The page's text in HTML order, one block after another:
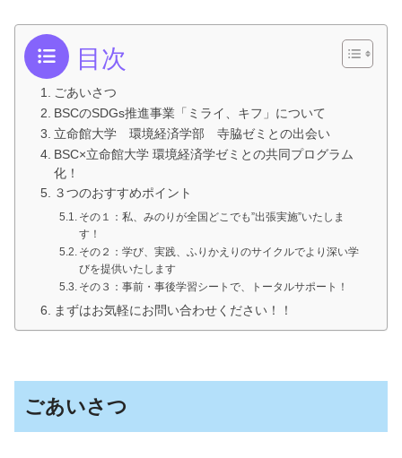
目次
ごあいさつ
BSCのSDGs推進事業「ミライ、キフ」について
立命館大学 環境経済学部 寺脇ゼミとの出会い
BSC×立命館大学 環境経済学ゼミとの共同プログラム
化！
３つのおすすめポイント
その１：私、みのりが全国どこでも”出張実施”いたしま
す！
その２：学び、実践、ふりかえりのサイクルでより深い学
びを提供いたします
その３：事前・事後学習シートで、トータルサポート！
まずはお気軽にお問い合わせください！！
ごあいさつ